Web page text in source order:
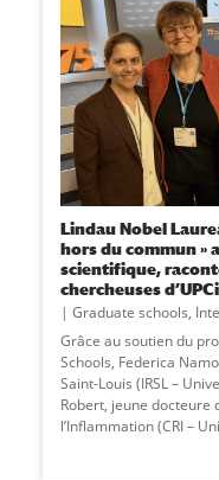
Lindau Nobel
hors du commun »
scientifique,
chercheuses
Graduate schools,
Grâce au soutien du
Schools, Federica
Saint-Louis (IRSL –
Robert, jeune docteure
l’Inflammation (CRI –